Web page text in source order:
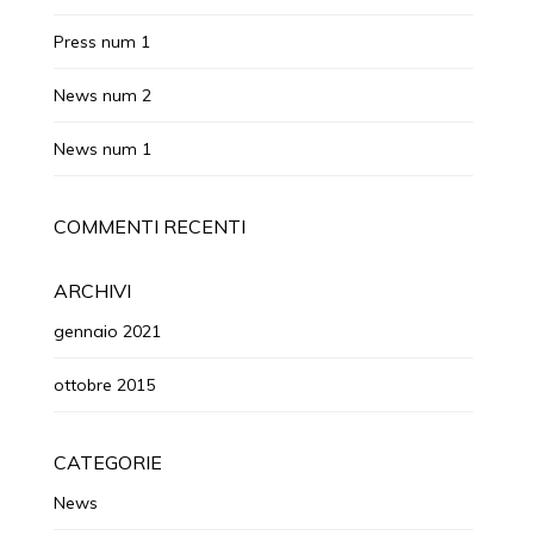
Press num 1
News num 2
News num 1
COMMENTI RECENTI
ARCHIVI
gennaio 2021
ottobre 2015
CATEGORIE
News